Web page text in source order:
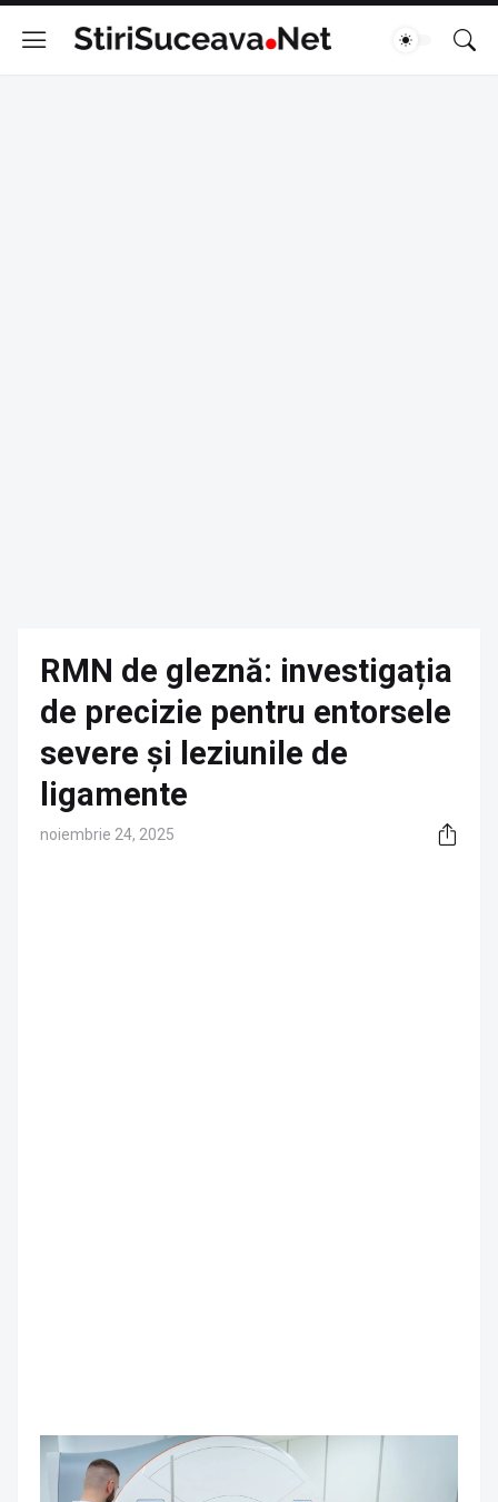
RMN de gleznă: investigația
de precizie pentru entorsele
severe și leziunile de
ligamente
noiembrie 24, 2025